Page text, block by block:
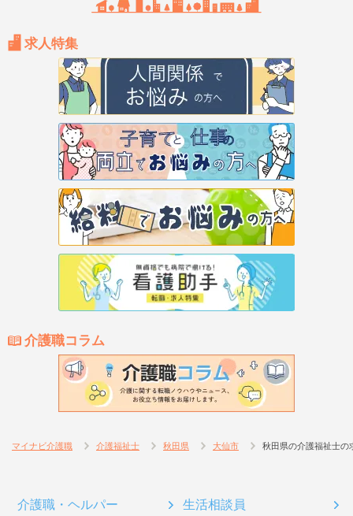
求人特集
介護職コラム
マイナビ介護職 介護福祉士 秋田県 大仙市 秋田県の介護福祉士の
介護職・ヘルパー 生活相談員